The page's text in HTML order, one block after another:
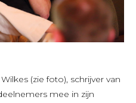
(zie foto), schrijver van
mee in zijn